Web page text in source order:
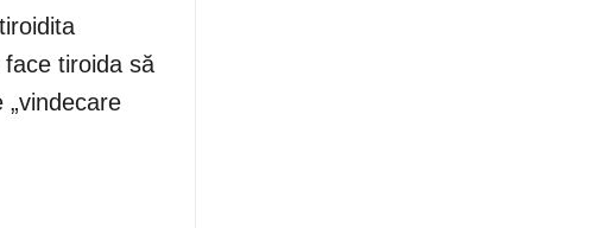
tiroida să